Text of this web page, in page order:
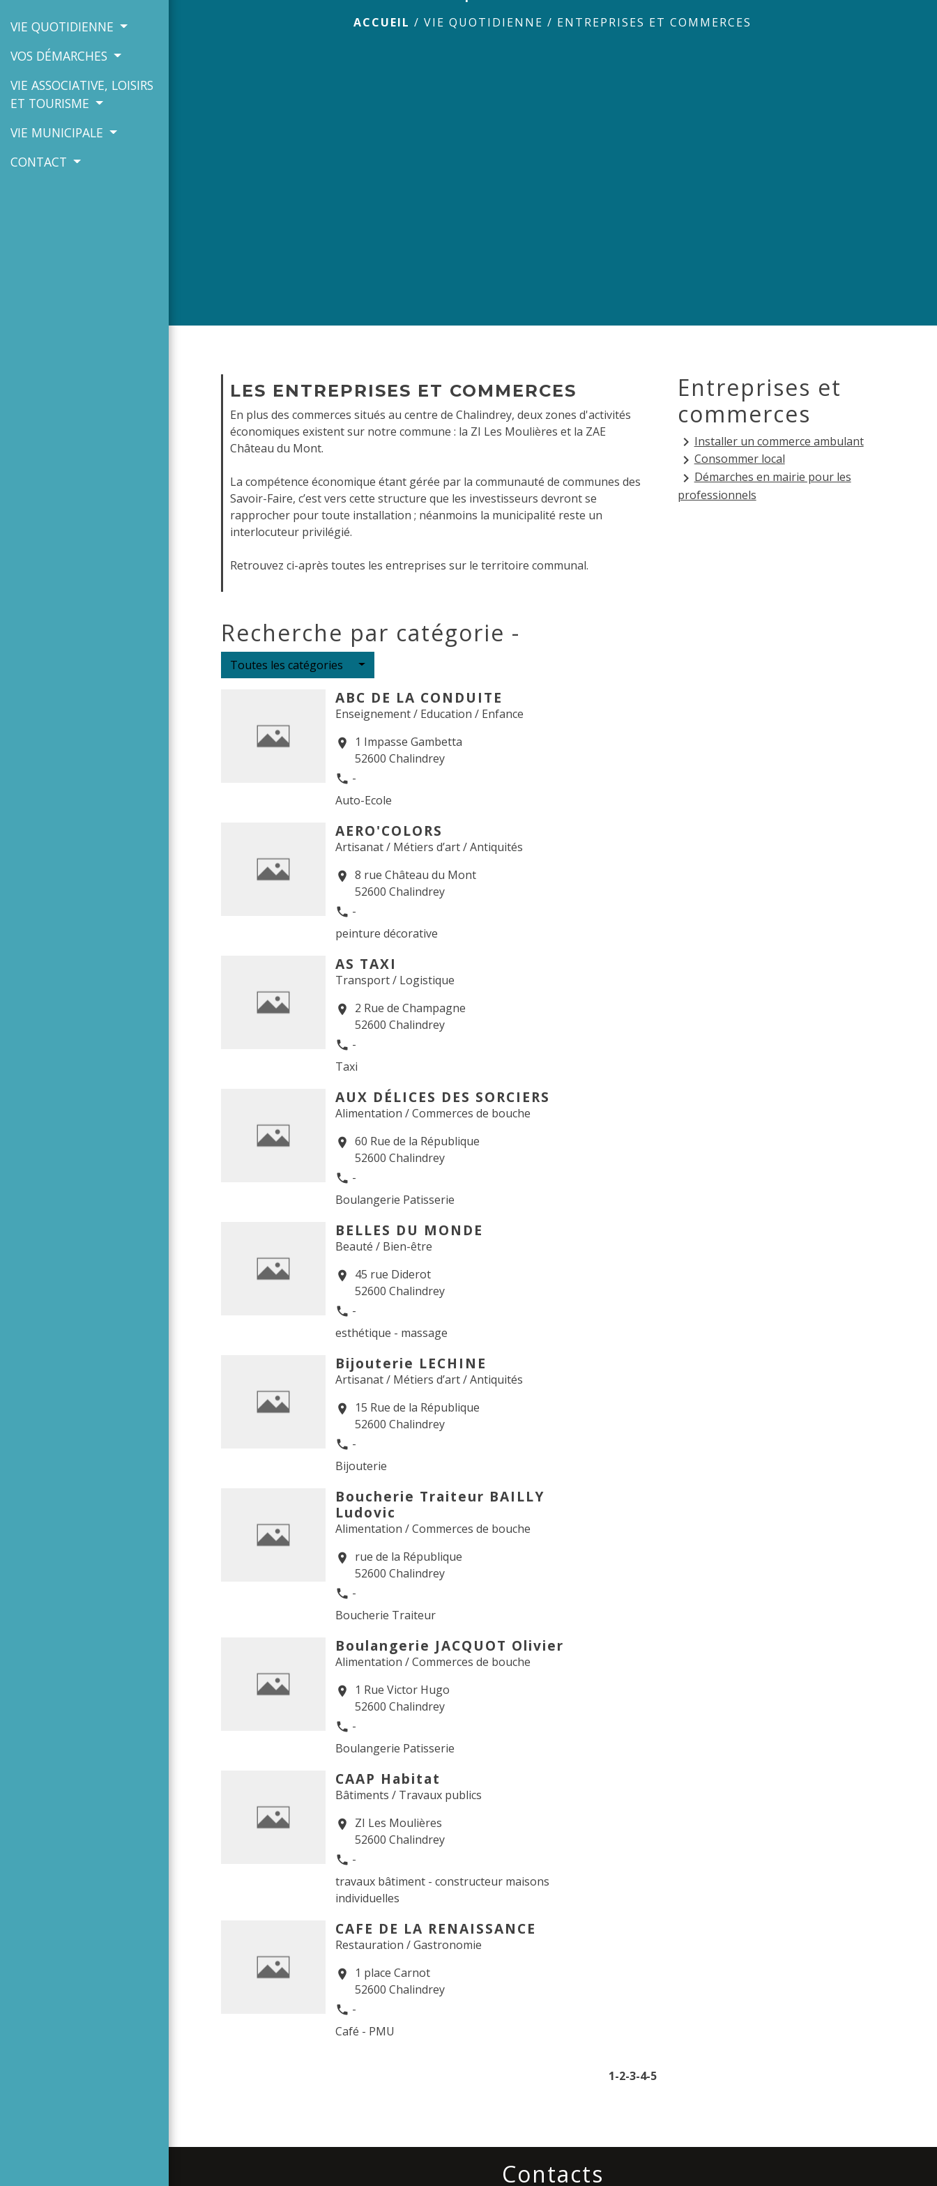
VIE QUOTIDIENNE
VOS DÉMARCHES
VIE ASSOCIATIVE, LOISIRS
ET TOURISME
VIE MUNICIPALE
CONTACT
ACCUEIL /VIE QUOTIDIENNE / ENTREPRISES ET COMMERCES
LES ENTREPRISES ET COMMERCES
En plus des commerces situés au centre de Chalindrey, deux zones d'activités
économiques existent sur notre commune : la ZI Les Moulières et la ZAE
Château du Mont.
La compétence économique étant gérée par la communauté de communes des
Savoir-Faire, c’est vers cette structure que les investisseurs devront se
rapprocher pour toute installation ; néanmoins la municipalité reste un
interlocuteur privilégié.
Retrouvez ci-après toutes les entreprises sur le territoire communal.
Recherche par catégorie -
Toutes les catégories
ABC DE LA CONDUITE
Enseignement / Education / Enfance
location_on
1 Impasse Gambetta
52600 Chalindrey
phone -
Auto-Ecole
AERO'COLORS
Artisanat / Métiers d’art / Antiquités
location_on 8 rue Château du Mont
52600 Chalindrey
phone -
peinture décorative
AS TAXI
Transport / Logistique
location_on
2 Rue de Champagne
52600 Chalindrey
phone -
Taxi
AUX DÉLICES DES SORCIERS
Alimentation / Commerces de bouche
location_on 60 Rue de la République
52600 Chalindrey
phone -
Boulangerie Patisserie
BELLES DU MONDE
Beauté / Bien-être
location_on
45 rue Diderot
52600 Chalindrey
phone -
esthétique - massage
Bijouterie LECHINE
Artisanat / Métiers d’art / Antiquités
location_on
15 Rue de la République
52600 Chalindrey
phone -
Bijouterie
Boucherie Traiteur BAILLY
Ludovic
Alimentation / Commerces de bouche
location_on
rue de la République
52600 Chalindrey
phone -
Boucherie Traiteur
Boulangerie JACQUOT Olivier
Alimentation / Commerces de bouche
location_on
1 Rue Victor Hugo
52600 Chalindrey
phone -
Boulangerie Patisserie
CAAP Habitat
Bâtiments / Travaux publics
location_on
ZI Les Moulières
52600 Chalindrey
phone -
travaux bâtiment - constructeur maisons
individuelles
CAFE DE LA RENAISSANCE
Restauration / Gastronomie
location_on
1 place Carnot
52600 Chalindrey
phone -
Café - PMU
1-2-3-4-5
Entreprises et
commerces
keyboard_arrow_rightInstaller un commerce ambulant
keyboard_arrow_rightConsommer local
keyboard_arrow_rightDémarches en mairie pour les
professionnels
Contacts